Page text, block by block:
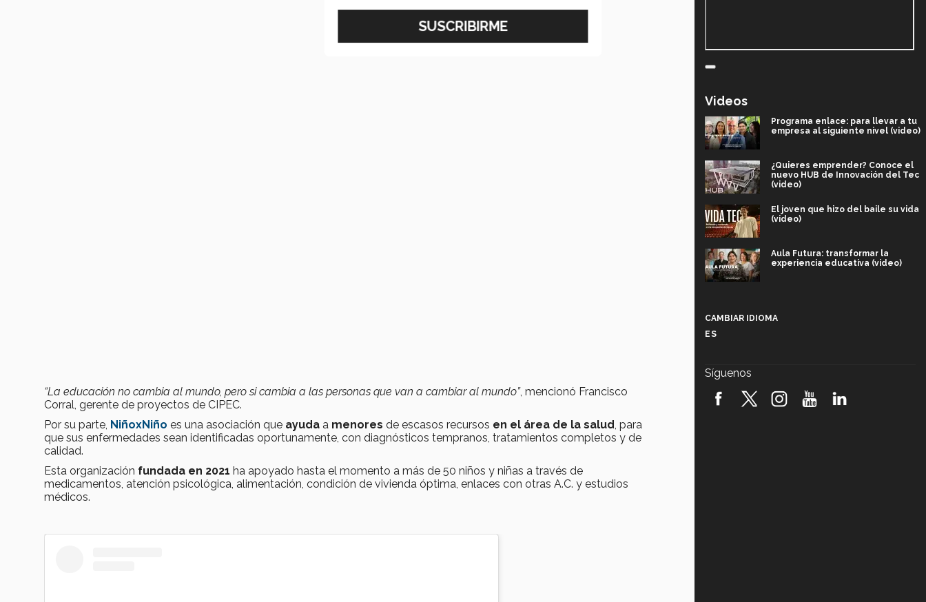
“La educación no cambia al mundo, pero si cambia a las personas que van a cambiar al mundo”, mencionó Francisco
Corral, gerente de proyectos de CIPEC.
Por su parte, NiñoxNiño es una asociación que ayuda a menores de escasos recursos en el área de la salud, para
que sus enfermedades sean identificadas oportunamente, con diagnósticos tempranos, tratamientos completos y de
calidad.
Esta organización fundada en 2021 ha apoyado hasta el momento a más de 50 niños y niñas a través de
medicamentos, atención psicológica, alimentación, condición de vivienda óptima, enlaces con otras A.C. y estudios
médicos.
Videos
Programa enlace: para llevar a tu
empresa al siguiente nivel (video)
¿Quieres emprender? Conoce el
nuevo HUB de Innovación del Tec
(video)
El joven que hizo del baile su vida
(video)
Aula Futura: transformar la
experiencia educativa (video)
robótica FIRST 2026! (video)
CAMBIAR IDIOMA
ES
Síguenos